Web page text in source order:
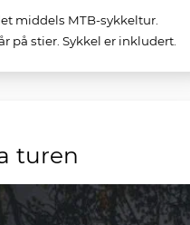
middels MTB-sykkeltur.
på stier. Sykkel er inkludert.
turen